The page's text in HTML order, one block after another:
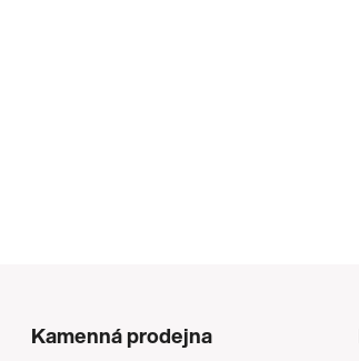
Kamenná prodejna